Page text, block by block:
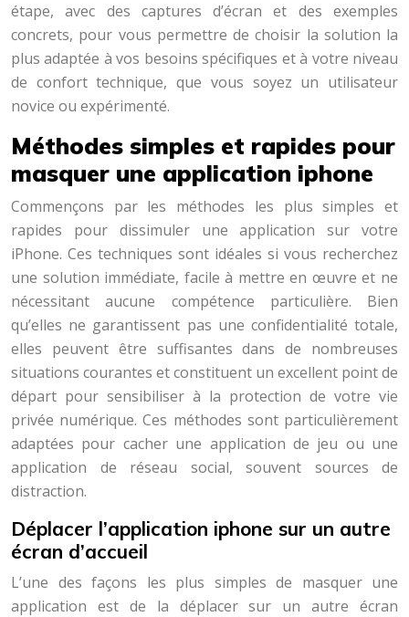
étape, avec des captures d’écran et des exemples
concrets, pour vous permettre de choisir la solution la
plus adaptée à vos besoins spécifiques et à votre niveau
de confort technique, que vous soyez un utilisateur
novice ou expérimenté.
Méthodes simples et rapides pour
masquer une application iphone
Commençons par les méthodes les plus simples et
rapides pour dissimuler une application sur votre
iPhone. Ces techniques sont idéales si vous recherchez
une solution immédiate, facile à mettre en œuvre et ne
nécessitant aucune compétence particulière. Bien
qu’elles ne garantissent pas une confidentialité totale,
elles peuvent être suffisantes dans de nombreuses
situations courantes et constituent un excellent point de
départ pour sensibiliser à la protection de votre vie
privée numérique. Ces méthodes sont particulièrement
adaptées pour cacher une application de jeu ou une
application de réseau social, souvent sources de
distraction.
Déplacer l’application iphone sur un autre
écran d’accueil
L’une des façons les plus simples de masquer une
application est de la déplacer sur un autre écran